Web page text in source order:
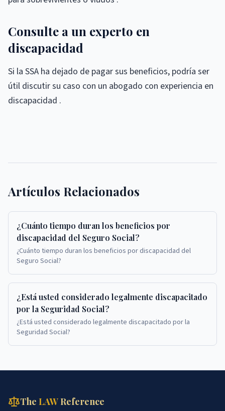
Consulte a un experto en
discapacidad
Si la SSA ha dejado de pagar sus beneficios, podría ser
útil discutir su caso con un abogado con experiencia en
discapacidad .
Artículos Relacionados
¿Cuánto tiempo duran los beneficios por
discapacidad del Seguro Social?
¿Cuánto tiempo duran los beneficios por discapacidad del
Seguro Social?
¿Está usted considerado legalmente discapacitado
por la Seguridad Social?
¿Está usted considerado legalmente discapacitado por la
Seguridad Social?
The LAWReference